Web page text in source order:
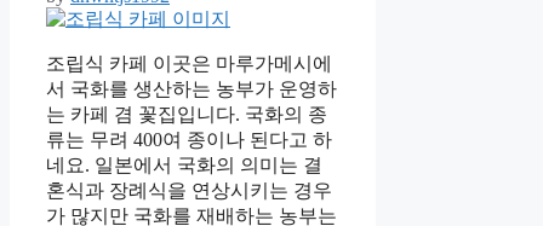
조립식 카페 이곳은 마루가메시에
서 국화를 생산하는 농부가 운영하
는 카페 겸 꽃집입니다. 국화의 종
류는 무려 400여 종이나 된다고 하
네요. 일본에서 국화의 의미는 결
혼식과 장례식을 연상시키는 경우
가 많지만 국화를 재배하는 농부는